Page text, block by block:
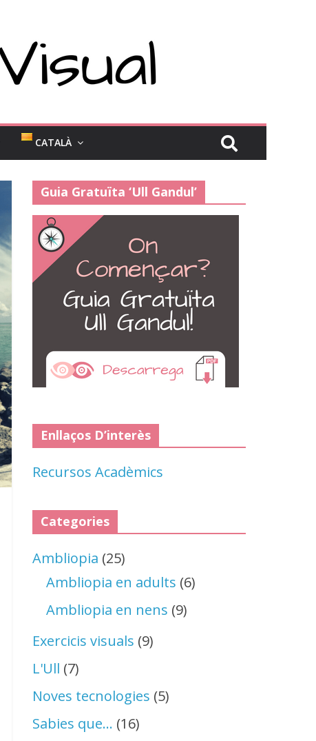
CATALÀ
Guia Gratuïta ‘Ull Gandul’
Enllaços D’interès
Recursos Acadèmics
Categories
Ambliopia (25)
Ambliopia en adults (6)
Ambliopia en nens (9)
Exercicis visuals (9)
L'Ull (7)
Noves tecnologies (5)
Sabies que… (16)